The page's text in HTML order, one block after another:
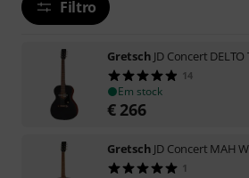
Filtro
Gretsch JD Concert DELTO
14
Em stock
€ 266
Gretsch JD Concert MAH
1